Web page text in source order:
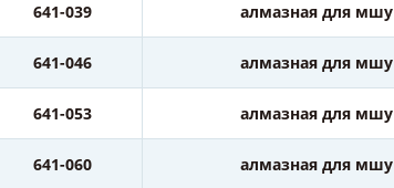
641-039 алмазная для мшу
641-046 алмазная для мшу
641-053 алмазная для мшу
641-060 алмазная для мшу